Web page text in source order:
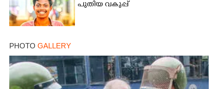
പുതിയ വകുപ്പ്
PHOTO GALLERY